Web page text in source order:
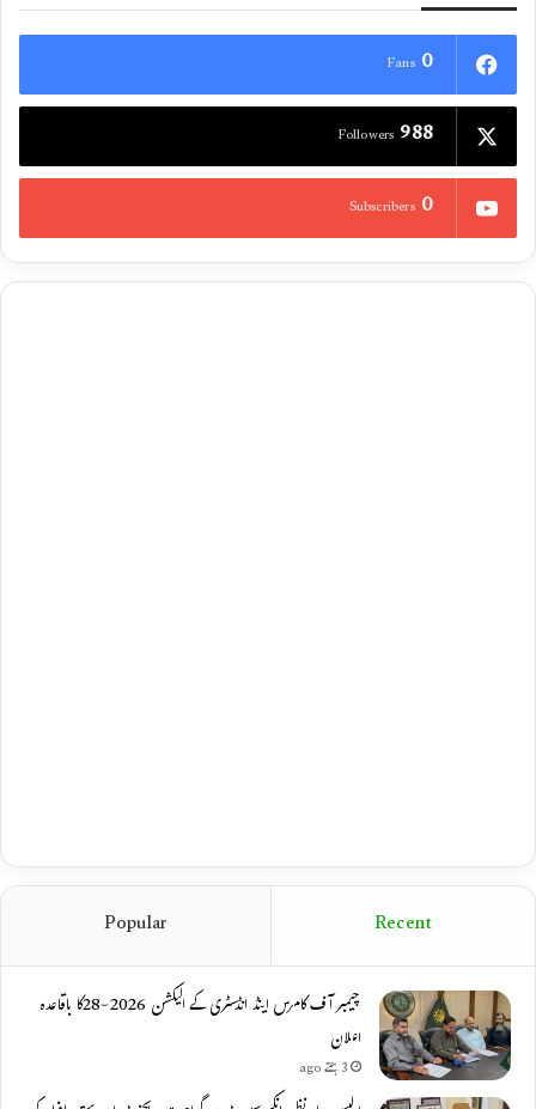
0
Fans
988
Followers
0
Subscribers
Recent
Popular
چیمبر آف کامرس اینڈ انڈسٹری کے الیکشن 2026-28کا باقاعدہ
اعلان
3 ہفتے ago